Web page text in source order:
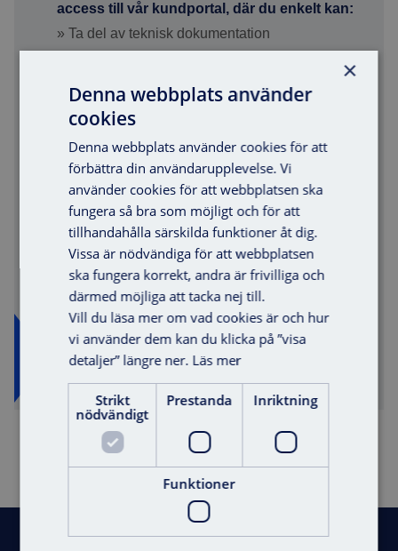
access till vår kundportal, där du enkelt kan:
» Ta del av teknisk dokumentation
» Hantera VAKA Online
» Beställa produkter i vår
» Se priser
Fördelar med att vara partner:
» Ta del av marknadens smartaste passersystem
» Certifiering på en förmiddag
» Fördelaktiga tilläggstjänster
» Marknadsföring och leads
×
Denna webbplats använder
cookies
Denna webbplats använder cookies för att
förbättra din användarupplevelse. Vi
använder cookies för att webbplatsen ska
fungera så bra som möjligt och för att
tillhandahålla särskilda funktioner åt dig.
Vissa är nödvändiga för att webbplatsen
ska fungera korrekt, andra är frivilliga och
därmed möjliga att tacka nej till.
Vill du läsa mer om vad cookies är och hur
vi använder dem kan du klicka på ”visa
detaljer” längre ner. Läs mer
Strikt
nödvändigt
Prestanda Inriktning
Funktioner